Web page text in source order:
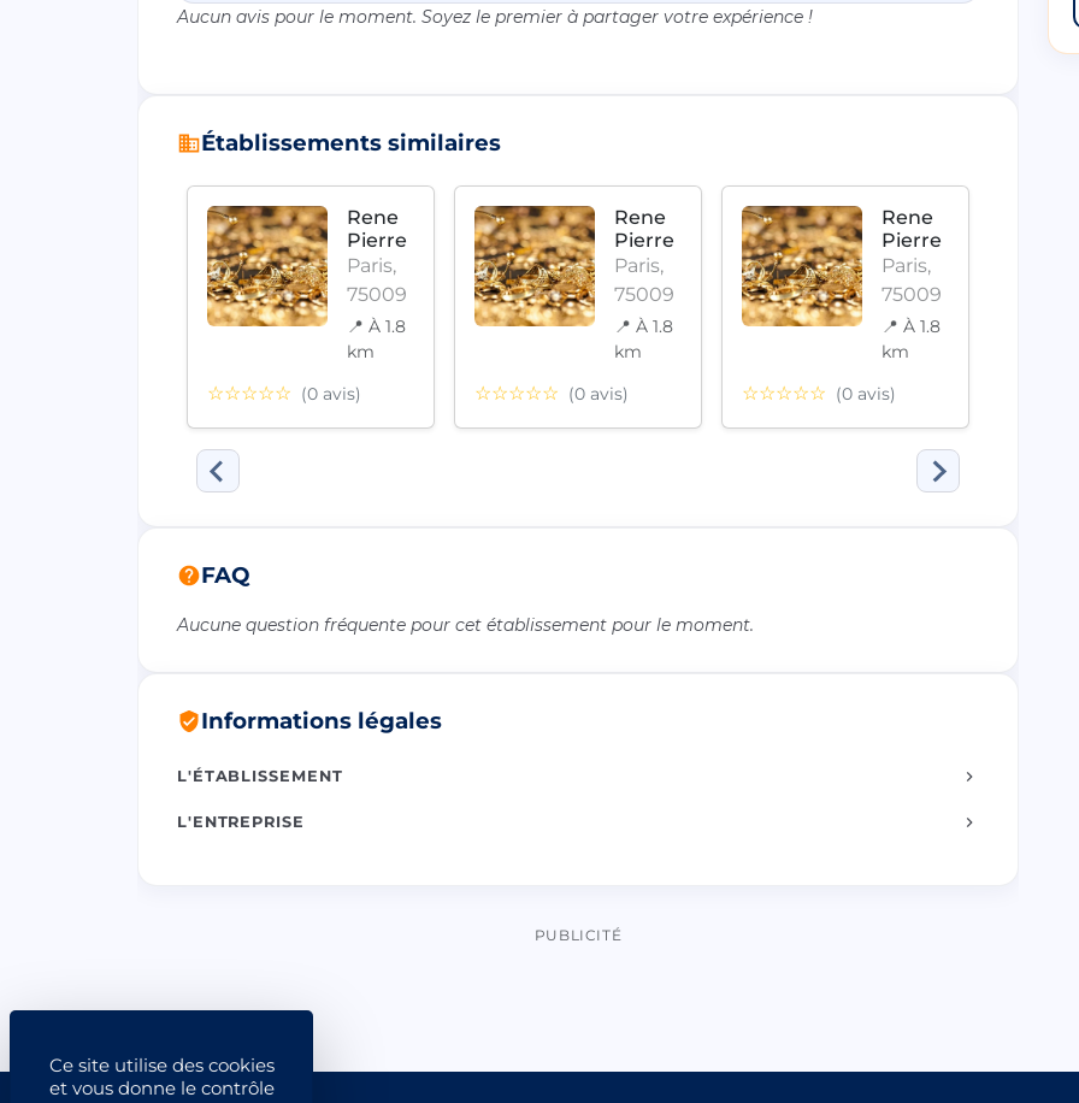
Ce site utilise des cookies
et vous donne le contrôle
Aucun avis pour le moment. Soyez le premier à partager votre expérience !
Établissements similaires
Rene
Pierre
Paris,
75009
📍 À 1.8
km
☆☆☆☆☆ (0 avis)
Rene
Pierre
Paris,
75009
📍 À 1.8
km
☆☆☆☆☆ (0 avis)
Rene
Pierre
Paris,
75009
📍 À 1.8
km
☆☆☆☆☆ (0 avis)
FAQ
Aucune question fréquente pour cet établissement pour le moment.
Informations légales
L'ÉTABLISSEMENT
L'ENTREPRISE
PUBLICITÉ